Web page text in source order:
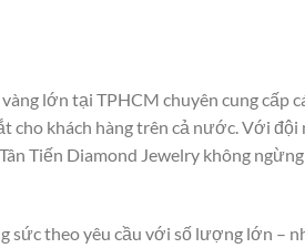
lớn tại TPHCM chuyên cung cấp
cho khách hàng trên cả nước. Với đội
Tiến Diamond Jewelry không ngừng
sức theo yêu cầu với số lượng lớn –